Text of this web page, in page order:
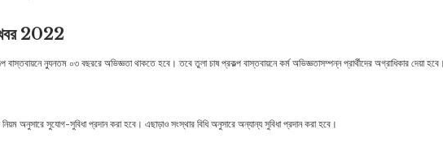
খবর 2022
বাস্তবায়নে ন্যুনতম ০৩ বছররে অভিজ্ঞতা থাকতে হবে। তবে তুলা চাষ প্রকল্প বাস্তবায়নে কর্ম অভিজ্ঞতাসম্পন্ন প্রার্থীদের অগ্রাধিকার দেয়া হবে।
অনুসারে সুযোগ-সুবিধা প্রদান করা হবে। এছাড়াও সংস্থার বিধি অনুসারে অন্যান্য সুবিধা প্রদান করা হবে।